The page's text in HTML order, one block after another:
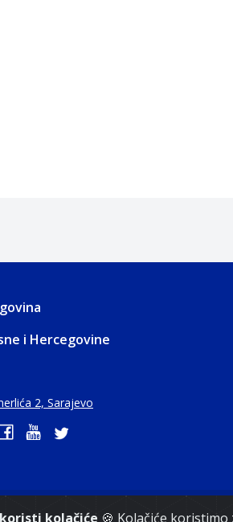
kolačiće 🍪 Kolačiće
i Hercegovine
2, Sarajevo